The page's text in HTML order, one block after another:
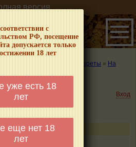
с
РФ, посещение
допускается только
18 лет
уже есть 18
лет
еще нет 18
лет
версия
и курении Цены на сигареты » На
Вход
HOFFMAN
сигареты с фильтром